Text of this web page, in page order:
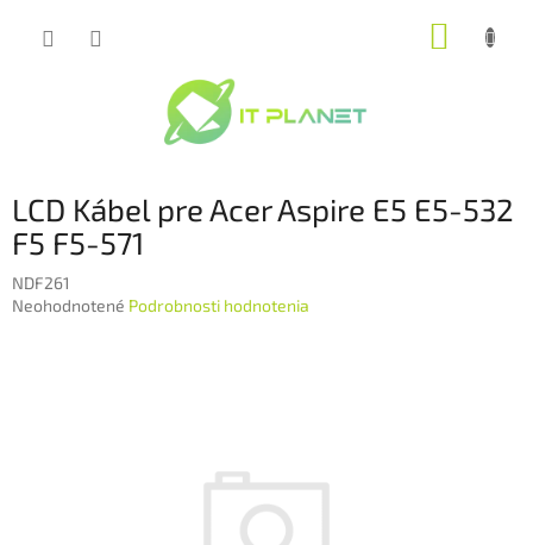
LCD Kábel pre Acer Aspire E5 E5-532
F5 F5-571
NDF261
Priemerné
Neohodnotené Podrobnosti hodnotenia